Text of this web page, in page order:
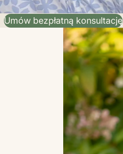
Umów bezpłatną konsultację